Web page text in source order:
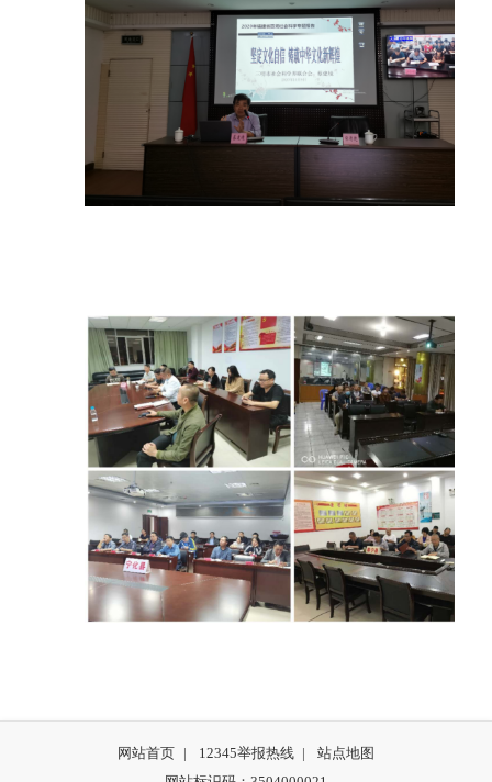
网站首页 | 12345举报热线 |
站点地图